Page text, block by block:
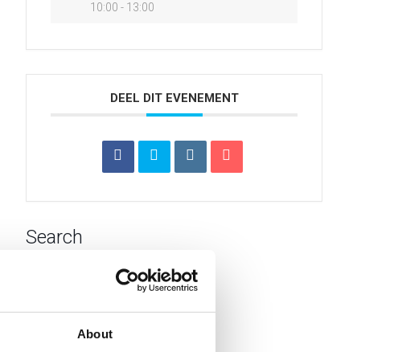
About
10:00 - 13:00
DEEL DIT EVENEMENT
Search